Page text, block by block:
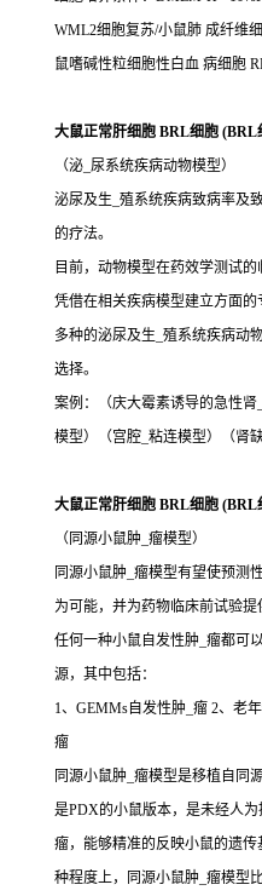
WML2细胞复苏/小鼠肺 成纤维
鼠嗜碱性粒细胞性白血 病细胞
大鼠正常肝细胞 BRL细胞 (BRL
（泌_尿系统疾病动物模型）
泌尿及生_殖系统疾病致病率及
的疗法。
目前，动物模型在药效学测试的
凭借在相关疾病模型建立方面
多种的泌尿及生_殖系统疾病动
选择。
案例：（庆大霉素诱导的急性
模型）（宫腔_粘连模型）（肾
大鼠正常肝细胞 BRL细胞 (BRL
（同源小鼠肿_瘤模型）
同源小鼠肿_瘤模型有望使预测
为可能，并为药物临床前试验提
任何一种小鼠自发性肿_瘤都可
源，其中包括：
1、GEMMs自发性肿_瘤 2、老
瘤
同源小鼠肿_瘤模型是移植自同
是PDX的小鼠版本，是未经人为
瘤，能够精准的反映小鼠的遗
种程度上，同源小鼠肿_瘤模型